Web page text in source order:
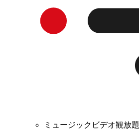
ミュージックビデオ観放題